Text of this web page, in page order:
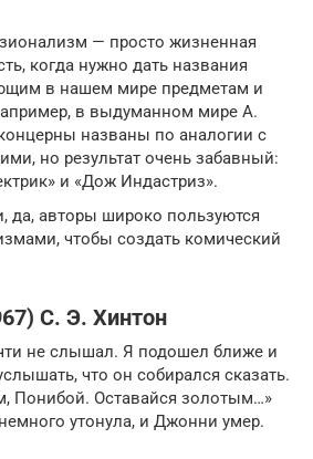
— просто жизненная
когда нужно дать названия
в нашем мире предметам и
в выдуманном мире А.
названы по аналогии с
но результат очень забавный:
и «Дож Индастриз».
да, авторы широко пользуются
чтобы создать комический
С. Э. Хинтон
не слышал. Я подошел ближе и
что он собирался сказать.
Понибой. Оставайся золотым…»
утонула, и Джонни умер.